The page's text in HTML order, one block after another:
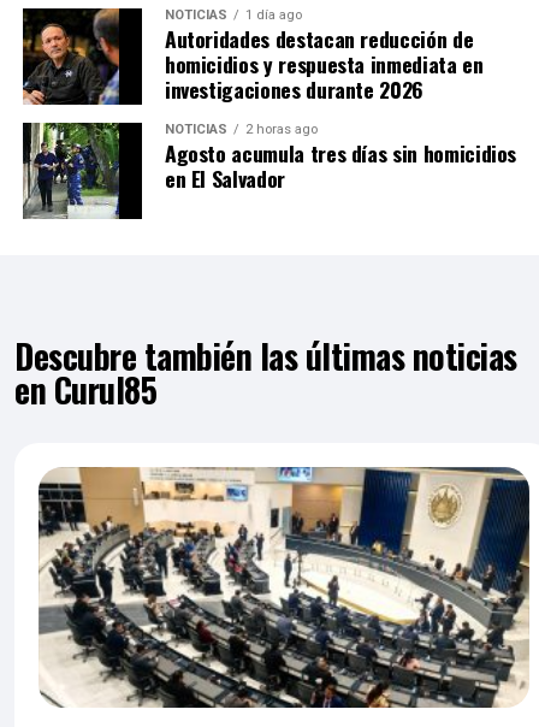
NOTICIAS 1 día ago
Autoridades destacan reducción de
homicidios y respuesta inmediata en
investigaciones durante 2026
NOTICIAS 2 horas ago
Agosto acumula tres días sin homicidios
en El Salvador
Descubre también las últimas noticias
en Curul85